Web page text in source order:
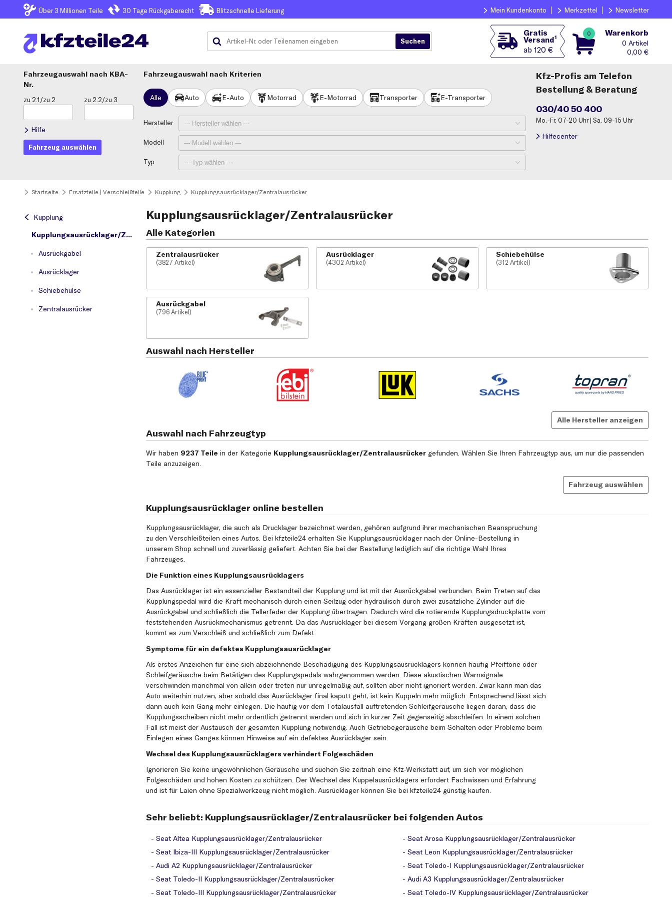
Über 3 Millionen Teile 30 Tage Rückgaberecht Blitzschnelle Lieferung Mein Kundenkonto Merkzettel Newsletter
Gratis
Versand1
ab 120 €
0 Warenkorb
0
0,00 €
Fahrzeugauswahl
KBA-
Nr.
zu 2.1/zu 2 zu 2.2/zu 3
Hilfe
Fahrzeug auswählen
Fahrzeugauswahl nach Kriterien
Alle Auto E-Auto Motorrad E-Motorrad Transporter E-Transporter
Hersteller
Modell
Typ
Kfz-Profis am Telefon
Bestellung & Beratung
030/40 50 400
Mo.-Fr. 07-20 Uhr | Sa. 09-15 Uhr
Hilfecenter
Startseite Ersatzteile | Verschleißteile Kupplung Kupplungsausrücklager/Zentralausrücker
Kupplung
Kupplungsausrücklager/Zentralausrücker
Ausrückgabel
Ausrücklager
Schiebehülse
Zentralausrücker
Kupplungsausrücklager/Zentralausrücker
Alle Kategorien
Zentralausrücker
(3827 Artikel)
Ausrücklager
(4302 Artikel)
Schiebehülse
(312 Artikel)
Ausrückgabel
(796 Artikel)
Auswahl nach Hersteller
Alle Hersteller anzeigen
Auswahl nach Fahrzeugtyp
Wir haben 9237 Teile in der Kategorie Kupplungsausrücklager/Zentralausrücker gefunden. Wählen Sie Ihren Fahrzeugtyp aus, um nur die passenden
Teile anzuzeigen.
Fahrzeug auswählen
Kupplungsausrücklager online bestellen
Kupplungsausrücklager, die auch als Drucklager bezeichnet werden, gehören aufgrund ihrer mechanischen Beanspruchung
zu den Verschleißteilen eines Autos. Bei kfzteile24 erhalten Sie Kupplungsausrücklager nach der Online-Bestellung in
unserem Shop schnell und zuverlässig geliefert. Achten Sie bei der Bestellung lediglich auf die richtige Wahl Ihres
Fahrzeuges.
Die Funktion eines Kupplungsausrücklagers
Das Ausrücklager ist ein essenzieller Bestandteil der Kupplung und ist mit der Ausrückgabel verbunden. Beim Treten auf das
Kupplungspedal wird die Kraft mechanisch durch einen Seilzug oder hydraulisch durch zwei zusätzliche Zylinder auf die
Ausrückgabel und schließlich die Tellerfeder der Kupplung übertragen. Dadurch wird die rotierende Kupplungsdruckplatte vom
feststehenden Ausrückmechanismus getrennt. Da das Ausrücklager bei diesem Vorgang großen Kräften ausgesetzt ist,
kommt es zum Verschleiß und schließlich zum Defekt.
Symptome für ein defektes Kupplungsausrücklager
Als erstes Anzeichen für eine sich abzeichnende Beschädigung des Kupplungsausrücklagers können häufig Pfeiftöne oder
Schleifgeräusche beim Betätigen des Kupplungspedals wahrgenommen werden. Diese akustischen Warnsignale
verschwinden manchmal von allein oder treten nur unregelmäßig auf, sollten aber nicht ignoriert werden. Zwar kann man das
Auto weiterhin nutzen, aber sobald das Ausrücklager final kaputt geht, ist kein Kuppeln mehr möglich. Entsprechend lässt sich
dann auch kein Gang mehr einlegen. Die häufig vor dem Totalausfall auftretenden Schleifgeräusche liegen daran, dass die
Kupplungsscheiben nicht mehr ordentlich getrennt werden und sich in kurzer Zeit gegenseitig abschleifen. In einem solchen
Fall ist meist der Austausch der gesamten Kupplung notwendig. Auch Getriebegeräusche beim Schalten oder Probleme beim
Einlegen eines Ganges können Hinweise auf ein defektes Ausrücklager sein.
Wechsel des Kupplungsausrücklagers verhindert Folgeschäden
Ignorieren Sie keine ungewöhnlichen Geräusche und suchen Sie zeitnah eine Kfz-Werkstatt auf, um sich vor möglichen
Folgeschäden und hohen Kosten zu schützen. Der Wechsel des Kuppelausrücklagers erfordert Fachwissen und Erfahrung
und ist für Laien ohne Spezialwerkzeug nicht möglich. Ausrücklager können Sie bei kfzteile24 günstig kaufen.
Sehr beliebt: Kupplungsausrücklager/Zentralausrücker bei folgenden Autos
Seat Altea Kupplungsausrücklager/Zentralausrücker
Seat Arosa Kupplungsausrücklager/Zentralausrücker
Seat Ibiza-III Kupplungsausrücklager/Zentralausrücker
Seat Leon Kupplungsausrücklager/Zentralausrücker
Audi A2 Kupplungsausrücklager/Zentralausrücker
Seat Toledo-I Kupplungsausrücklager/Zentralausrücker
Seat Toledo-II Kupplungsausrücklager/Zentralausrücker
Audi A3 Kupplungsausrücklager/Zentralausrücker
Seat Toledo-III Kupplungsausrücklager/Zentralausrücker
Seat Toledo-IV Kupplungsausrücklager/Zentralausrücker